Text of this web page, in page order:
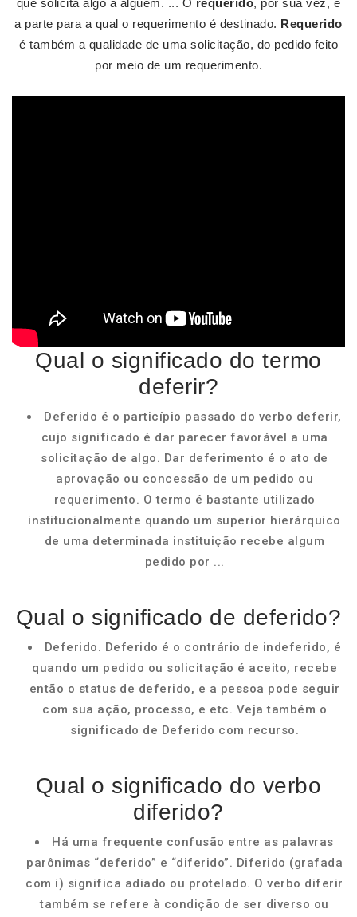
que solicita algo a alguém. ... O requerido, por sua vez, é
a parte para a qual o requerimento é destinado. Requerido
é também a qualidade de uma solicitação, do pedido feito
por meio de um requerimento.
Qual o significado do termo
deferir?
Deferido é o particípio passado do verbo deferir,
cujo significado é dar parecer favorável a uma
solicitação de algo. Dar deferimento é o ato de
aprovação ou concessão de um pedido ou
requerimento. O termo é bastante utilizado
institucionalmente quando um superior hierárquico
de uma determinada instituição recebe algum
pedido por ...
Qual o significado de deferido?
Deferido. Deferido é o contrário de indeferido, é
quando um pedido ou solicitação é aceito, recebe
então o status de deferido, e a pessoa pode seguir
com sua ação, processo, e etc. Veja também o
significado de Deferido com recurso.
Qual o significado do verbo
diferido?
Há uma frequente confusão entre as palavras
parônimas “deferido” e “diferido”. Diferido (grafada
com i) significa adiado ou protelado. O verbo diferir
também se refere à condição de ser diverso ou